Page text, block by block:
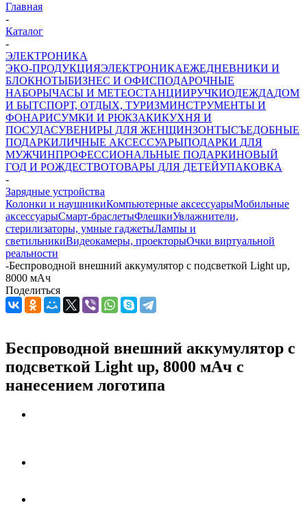
Главная
-
Каталог
-
ЭЛЕКТРОНИКА
ЭКО-ПРОДУКЦИЯЭЛЕКТРОНИКАЕЖЕДНЕВНИКИ И
БЛОКНОТЫБИЗНЕС И ОФИСПОДАРОЧНЫЕ
НАБОРЫЧАСЫ И МЕТЕОСТАНЦИИРУЧКИОДЕЖДАДОМ
И БЫТСПОРТ, ОТДЫХ, ТУРИЗМИНСТРУМЕНТЫ И
ФОНАРИСУМКИ И РЮКЗАКИКУХНЯ И
ПОСУДАСУВЕНИРЫ ДЛЯ ЖЕНЩИНЗОНТЫСЪЕДОБНЫЕ
ПОДАРКИЛИЧНЫЕ АКСЕССУАРЫПОДАРКИ ДЛЯ
МУЖЧИНПРОФЕССИОНАЛЬНЫЕ ПОДАРКИНОВЫЙ
ГОД И РОЖДЕСТВОТОВАРЫ ДЛЯ ДЕТЕЙУПАКОВКА
-
Зарядные устройства
Колонки и наушникиКомпьютерные аксессуарыМобильные
аксессуарыСмарт-браслетыФлешкиУвлажнители,
стерилизаторы, умные гаджетыЛампы и
светильникиВидеокамеры, проекторыОчки виртуальной
реальности
-Беспроводной внешний аккумулятор с подсветкой Light up,
8000 мАч
Поделиться
Беспроводной внешний аккумулятор с
подсветкой Light up, 8000 мАч с
нанесением логотипа